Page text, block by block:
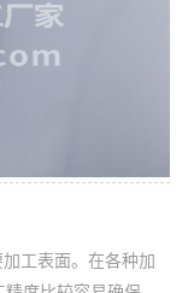
工表面。在各种加